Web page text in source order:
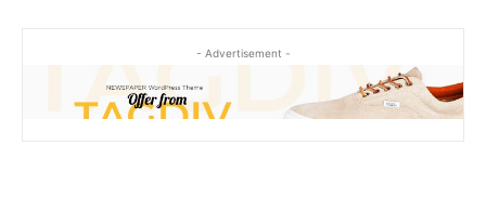
- Advertisement -